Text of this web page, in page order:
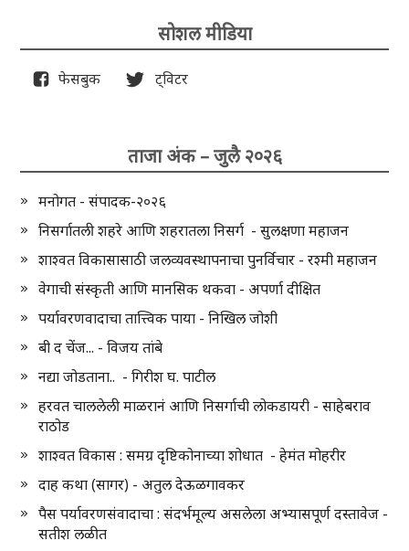
सोशल मीडिया
फेसबुक ट्विटर
ताजा अंक – जुलै २०२६
मनोगत - संपादक-२०२६
निसर्गातली शहरे आणि शहरातला निसर्ग - सुलक्षणा महाजन
शाश्वत विकासासाठी जलव्यवस्थापनाचा पुनर्विचार - रश्मी महाजन
वेगाची संस्कृती आणि मानसिक थकवा - अपर्णा दीक्षित
पर्यावरणवादाचा तात्त्विक पाया - निखिल जोशी
बी द चेंज... - विजय तांबे
नद्या जोडताना.. - गिरीश घ. पाटील
हरवत चाललेली माळरानं आणि निसर्गाची लोकडायरी - साहेबराव
राठोड
शाश्वत विकास : समग्र दृष्टिकोनाच्या शोधात - हेमंत मोहरीर
दाह कथा (सागर) - अतुल देऊळगावकर
पैस पर्यावरणसंवादाचा : संदर्भमूल्य असलेला अभ्यासपूर्ण दस्तावेज -
सतीश लळीत